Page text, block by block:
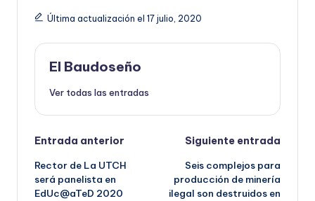
Última actualización el 17 julio, 2020
El Baudoseño
Ver todas las entradas
Navegación
de
Entrada anterior
Rector de La UTCH
será panelista en
EdUc@aTeD 2020
Siguiente entrada
Seis complejos para
producción de minería
ilegal son destruidos en